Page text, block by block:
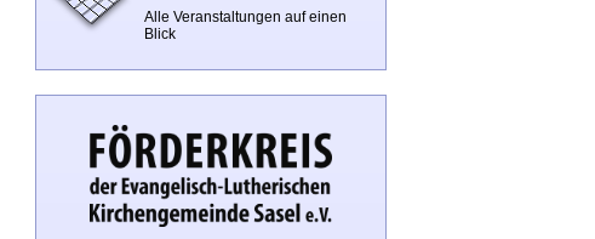
Alle Veranstaltungen auf einen
Blick